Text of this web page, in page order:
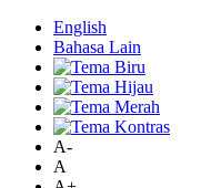
English
Bahasa Lain
A-
A